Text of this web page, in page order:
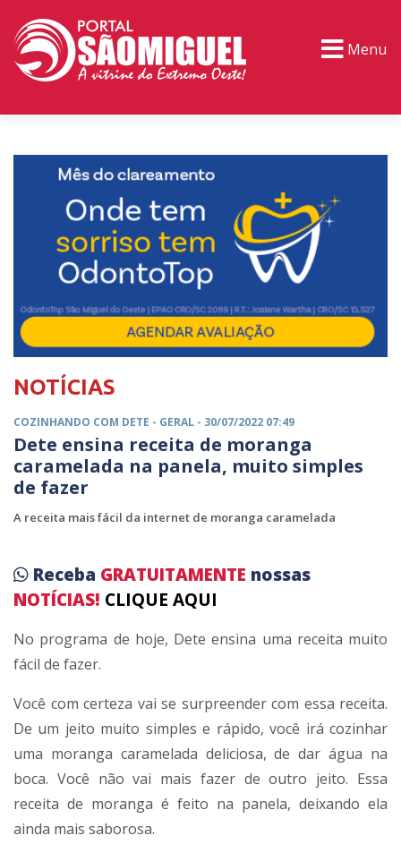
Menu
NOTÍCIAS
COZINHANDO COM DETE - GERAL - 30/07/2022 07:49
Dete ensina receita de moranga
caramelada na panela, muito simples
de fazer
A receita mais fácil da internet de moranga caramelada
Receba GRATUITAMENTE nossas
NOTÍCIAS! CLIQUE AQUI
No programa de hoje, Dete ensina uma receita muito
fácil de fazer.
Você com certeza vai se surpreender com essa receita.
De um jeito muito simples e rápido, você irá cozinhar
uma moranga caramelada deliciosa, de dar água na
boca. Você não vai mais fazer de outro jeito. Essa
receita de moranga é feito na panela, deixando ela
ainda mais saborosa.